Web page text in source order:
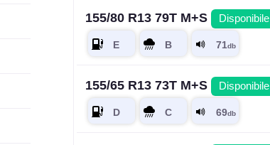
155/80 R13 79T M+S Disponibile
155/65 R13 73T M+S Disponibile